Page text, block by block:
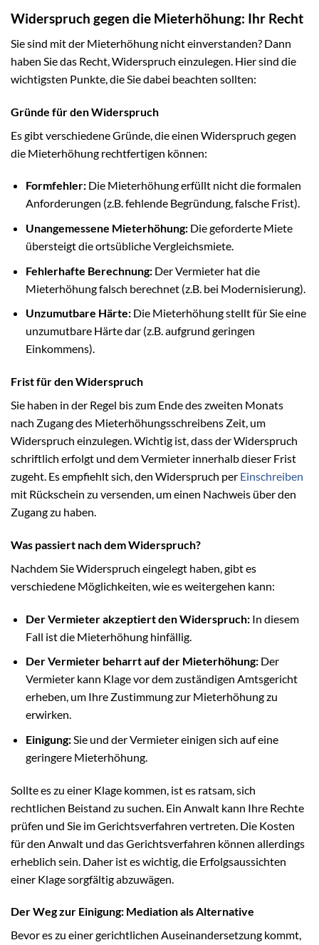
Widerspruch gegen die Mieterhöhung: Ihr Recht
Sie sind mit der Mieterhöhung nicht einverstanden? Dann
haben Sie das Recht, Widerspruch einzulegen. Hier sind die
wichtigsten Punkte, die Sie dabei beachten sollten:
Gründe für den Widerspruch
Es gibt verschiedene Gründe, die einen Widerspruch gegen
die Mieterhöhung rechtfertigen können:
Formfehler:Die Mieterhöhung erfüllt nicht die formalen
Anforderungen (z.B. fehlende Begründung, falsche Frist).
Unangemessene Mieterhöhung:Die geforderte Miete
übersteigt die ortsübliche Vergleichsmiete.
Fehlerhafte Berechnung:Der Vermieter hat die
Mieterhöhung falsch berechnet (z.B. bei Modernisierung).
Unzumutbare Härte:Die Mieterhöhung stellt für Sie eine
unzumutbare Härte dar (z.B. aufgrund geringen
Einkommens).
Frist für den Widerspruch
Sie haben in der Regel bis zum Ende des zweiten Monats
nach Zugang des Mieterhöhungsschreibens Zeit, um
Widerspruch einzulegen. Wichtig ist, dass der Widerspruch
schriftlich erfolgt und dem Vermieter innerhalb dieser Frist
zugeht. Es empfiehlt sich, den Widerspruch per Einschreiben
mit Rückschein zu versenden, um einen Nachweis über den
Zugang zu haben.
Was passiert nach dem Widerspruch?
Nachdem Sie Widerspruch eingelegt haben, gibt es
verschiedene Möglichkeiten, wie es weitergehen kann:
Der Vermieter akzeptiert den Widerspruch:In diesem
Fall ist die Mieterhöhung hinfällig.
Der Vermieter beharrt auf der Mieterhöhung:Der
Vermieter kann Klage vor dem zuständigen Amtsgericht
erheben, um Ihre Zustimmung zur Mieterhöhung zu
erwirken.
Einigung:Sie und der Vermieter einigen sich auf eine
geringere Mieterhöhung.
Sollte es zu einer Klage kommen, ist es ratsam, sich
rechtlichen Beistand zu suchen. Ein Anwalt kann Ihre Rechte
prüfen und Sie im Gerichtsverfahren vertreten. Die Kosten
für den Anwalt und das Gerichtsverfahren können allerdings
erheblich sein. Daher ist es wichtig, die Erfolgsaussichten
einer Klage sorgfältig abzuwägen.
Der Weg zur Einigung: Mediation als Alternative
Bevor es zu einer gerichtlichen Auseinandersetzung kommt,